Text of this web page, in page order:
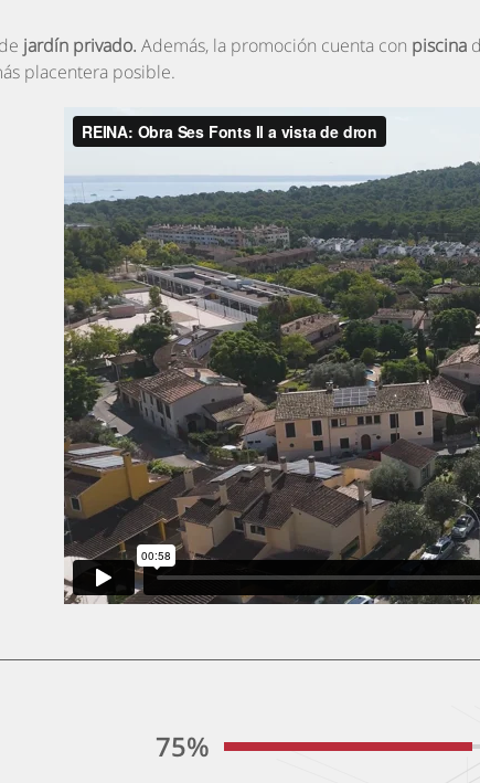
jardín privado. Además, la promoción cuenta con piscina
placentera posible.
75